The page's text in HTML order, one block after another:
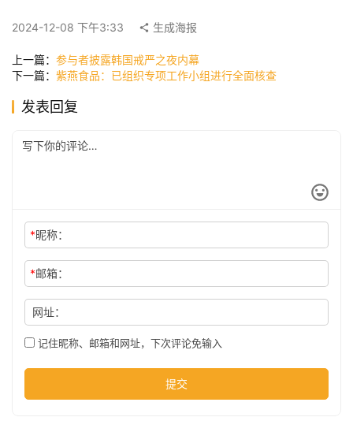
讯
司
尚
科
2024-12-08 下午3:33 生成海报
上一篇： 参与者披露韩国戒严之夜内幕
下一篇： 紫燕食品：已组织专项工作小组进行全面核查
发表回复
*昵称：
*邮箱：
网址：
记住昵称、邮箱和网址，下次评论免输入
提交